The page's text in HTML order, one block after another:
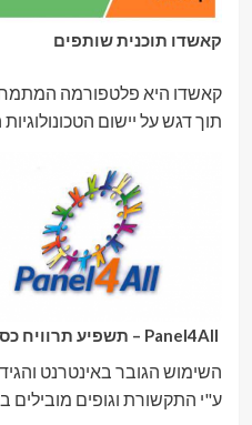
קאשדו תוכנית שותפים
קאשדו היא פלטפורמה
תוך דגש על יישום
השימוש הגובר באינטרנט
ע"י התקשורת וגופים מובילים